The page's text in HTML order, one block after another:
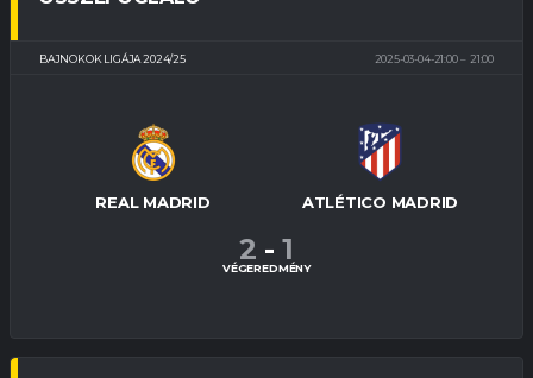
BAJNOKOK LIGÁJA 2024/25 2025-03-04-21:00 21:00
REAL MADRID ATLÉTICO MADRID
2 - 1
VÉGEREDMÉNY